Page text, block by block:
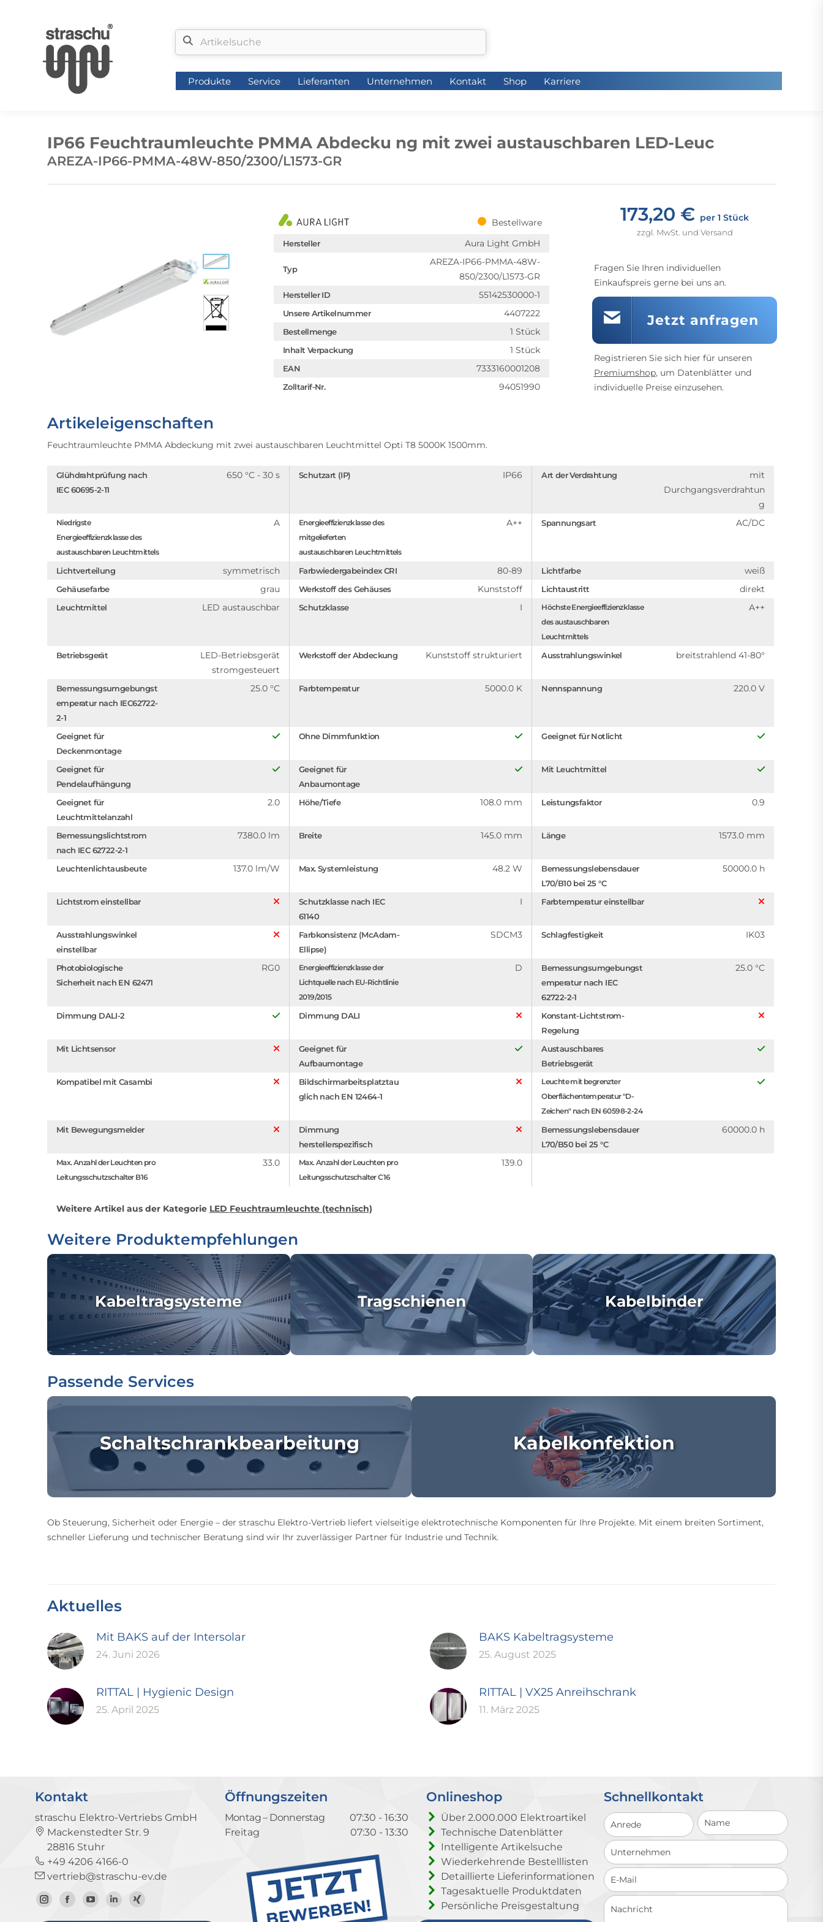
Produkte Service Lieferanten Unternehmen Kontakt Shop Karriere
IP66 Feuchtraumleuchte PMMA Abdecku ng mit zwei austauschbaren LED-Leuc
AREZA-IP66-PMMA-48W-850/2300/L1573-GR
Bestellware
Hersteller Aura Light GmbH
Typ
AREZA-IP66-PMMA-48W-
850/2300/L1573-GR
Hersteller ID 55142530000-1
Unsere Artikelnummer 4407222
Bestellmenge 1 Stück
Inhalt Verpackung 1 Stück
EAN 7333160001208
Zolltarif-Nr. 94051990
173,20 € per 1 Stück
zzgl. MwSt. und Versand
Fragen Sie Ihren individuellen
Einkaufspreis gerne bei uns an.
Jetzt anfragen
Registrieren Sie sich hier für unseren
Premiumshop, um Datenblätter und
individuelle Preise einzusehen.
Artikeleigenschaften
Feuchtraumleuchte PMMA Abdeckung mit zwei austauschbaren Leuchtmittel Opti T8 5000K 1500mm.
Glühdrahtprüfung nach
IEC 60695-2-11
650 °C - 30 s Schutzart (IP) IP66 Art der Verdrahtung
mit
Durchgangsverdrahtun
g
Niedrigste
Energieeffizienzklasse des
austauschbaren Leuchtmittels
A
Energieeffizienzklasse des
mitgelieferten
austauschbaren Leuchtmittels
A++ Spannungsart AC/DC
Lichtverteilung symmetrisch Farbwiedergabeindex CRI 80-89 Lichtfarbe weiß
Gehäusefarbe grau Werkstoff des Gehäuses Kunststoff Lichtaustritt direkt
Leuchtmittel LED austauschbar Schutzklasse I
Höchste Energieeffizienzklasse
des austauschbaren
Leuchtmittels
A++
Betriebsgerät
LED-Betriebsgerät
stromgesteuert
Werkstoff der Abdeckung Kunststoff strukturiert Ausstrahlungswinkel breitstrahlend 41-80°
Bemessungsumgebungst
emperatur nach IEC62722-
2-1
25.0 °C Farbtemperatur 5000.0 K Nennspannung 220.0 V
Geeignet für
Deckenmontage
Ohne Dimmfunktion Geeignet für Notlicht
Geeignet für
Pendelaufhängung
Geeignet für
Anbaumontage
Mit Leuchtmittel
Geeignet für
Leuchtmittelanzahl
2.0 Höhe/Tiefe 108.0 mm Leistungsfaktor 0.9
Bemessungslichtstrom
nach IEC 62722-2-1
7380.0 lm Breite 145.0 mm Länge 1573.0 mm
Leuchtenlichtausbeute 137.0 lm/W Max. Systemleistung 48.2 W
Bemessungslebensdauer
L70/B10 bei 25 °C
50000.0 h
Lichtstrom einstellbar
Schutzklasse nach IEC
61140
I Farbtemperatur einstellbar
Ausstrahlungswinkel
einstellbar
Farbkonsistenz (McAdam-
Ellipse)
SDCM3 Schlagfestigkeit IK03
Photobiologische
Sicherheit nach EN 62471
RG0
Energieeffizienzklasse der
Lichtquelle nach EU-Richtlinie
2019/2015
D
Bemessungsumgebungst
emperatur nach IEC
62722-2-1
25.0 °C
Dimmung DALI-2 Dimmung DALI
Konstant-Lichtstrom-
Regelung
Mit Lichtsensor
Geeignet für
Aufbaumontage
Austauschbares
Betriebsgerät
Kompatibel mit Casambi
Bildschirmarbeitsplatztau
glich nach EN 12464-1
Leuchte mit begrenzter
Oberflächentemperatur "D-
Zeichen" nach EN 60598-2-24
Mit Bewegungsmelder
Dimmung
herstellerspezifisch
Bemessungslebensdauer
L70/B50 bei 25 °C
60000.0 h
Max. Anzahl der Leuchten pro
Leitungsschutzschalter B16
33.0
Max. Anzahl der Leuchten pro
Leitungsschutzschalter C16
139.0
Weitere Artikel aus der Kategorie LED Feuchtraumleuchte (technisch)
Weitere Produktempfehlungen
Kabeltragsysteme Tragschienen Kabelbinder
Passende Services
Schaltschrankbearbeitung Kabelkonfektion
Ob Steuerung, Sicherheit oder Energie – der straschu Elektro-Vertrieb liefert vielseitige elektrotechnische Komponenten für Ihre Projekte. Mit einem breiten Sortiment,
schneller Lieferung und technischer Beratung sind wir Ihr zuverlässiger Partner für Industrie und Technik.
Aktuelles
Mit BAKS auf der Intersolar
24. Juni 2026
BAKS Kabeltragsysteme
25. August 2025
RITTAL | Hygienic Design
25. April 2025
RITTAL | VX25 Anreihschrank
11. März 2025
Kontakt
straschu Elektro-Vertriebs GmbH
Mackenstedter Str. 9
28816 Stuhr
+49 4206 4166-0
vertrieb@straschu-ev.de
ZumZur
ZumZumZum
Öffnungszeiten
Montag – Donnerstag
07:30 - 16:30
Freitag
07:30 - 13:30
Onlineshop
Über 2.000.000 Elektroartikel
Technische Datenblätter
Intelligente Artikelsuche
Wiederkehrende Bestelllisten
Detaillierte Lieferinformationen
Tagesaktuelle Produktdaten
Persönliche Preisgestaltung
Schnellkontakt
Schnellkontakt
Produkte Service Lieferanten Unternehmen Kontakt